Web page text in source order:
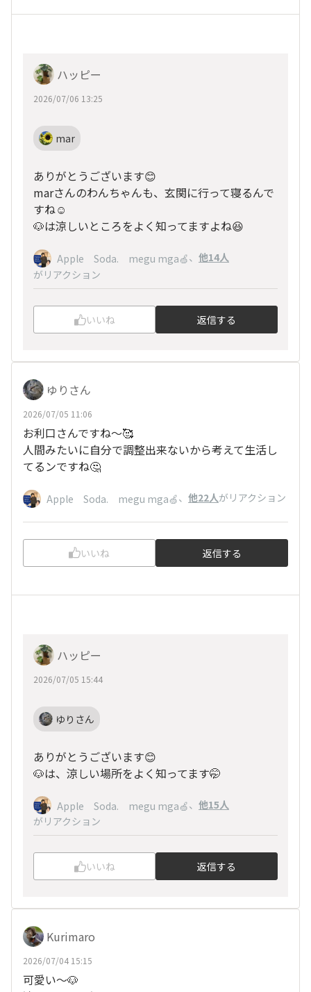
ハッピー
2026/07/06 13:25
mar
ありがとうございます😊
marさんのわんちゃんも、玄関に行って寝るんで
すね☺️
🐶は涼しいところをよく知ってますよね😆
Apple Soda. megu mga🍏、 他14人
がリアクション
いいね 返信する
ゆりさん
2026/07/05 11:06
お利口さんですね～🥰
人間みたいに自分で調整出来ないから考えて生活し
てるンですね🤔
Apple Soda. megu mga🍏、 他22人がリアクション
いいね 返信する
ハッピー
2026/07/05 15:44
ゆりさん
ありがとうございます😊
🐶は、涼しい場所をよく知ってます🤭
Apple Soda. megu mga🍏、 他15人
がリアクション
いいね 返信する
Kurimaro
2026/07/04 15:15
可愛い～🐶